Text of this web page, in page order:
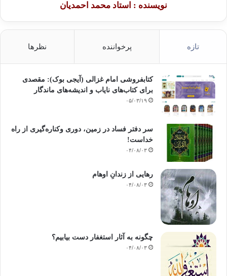
نویسنده : استاد محمد احمدیان
تازه پرخواننده نظرها
کتابفروشی امام غزالی (آیجی بوک): مقصدی
برای کتاب‌های نایاب و اندیشه‌های ماندگار
۰۵/۰۳/۱۹
سر دفتر فساد در زمین‌، دوری وکناره‌گیری از راه
خداست‌!
۰۴/۰۸/۰۳
رهایی از زندانِ اوهام
۰۴/۰۸/۰۳
چگونه به آثار استغفار دست بیابیم؟
۰۴/۰۸/۰۳